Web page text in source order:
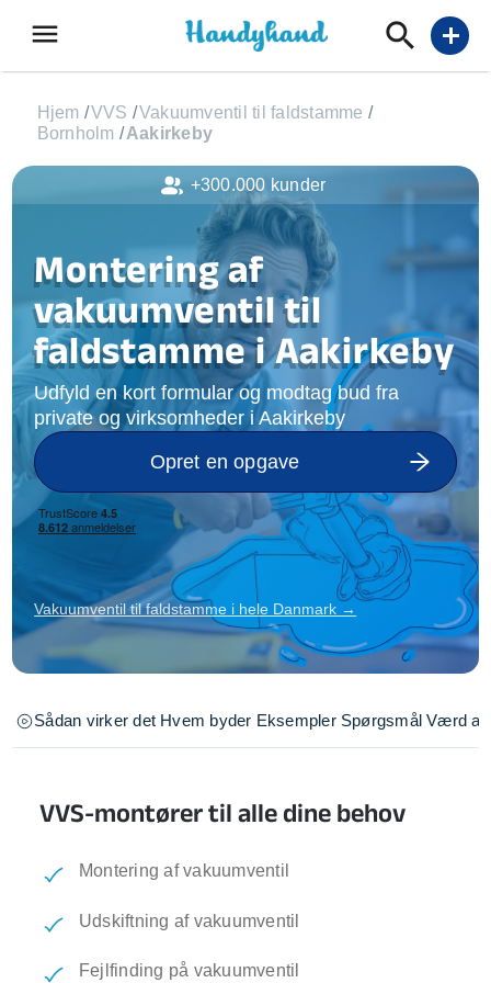
menu add
Hjem /VVS /Vakuumventil til faldstamme /
Bornholm /Aakirkeby
Montering af
vakuumventil til
faldstamme i Aakirkeby
Udfyld en kort formular og modtag bud fra
private og virksomheder i Aakirkeby
Opret en opgave
Vakuumventil til faldstamme i hele Danmark →
Sådan virker det Hvem byder Eksempler Spørgsmål Værd at
VVS-montører til alle dine behov
Montering af vakuumventil
Udskiftning af vakuumventil
Fejlfinding på vakuumventil
+300.000 kunder